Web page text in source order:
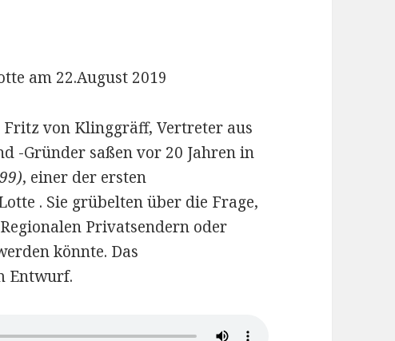
am 22.August 2019
von Klinggräff, Vertreter aus
-Gründer saßen vor 20 Jahren in
, einer der ersten
. Sie grübelten über die Frage,
Privatsendern oder
könnte. Das
Entwurf.